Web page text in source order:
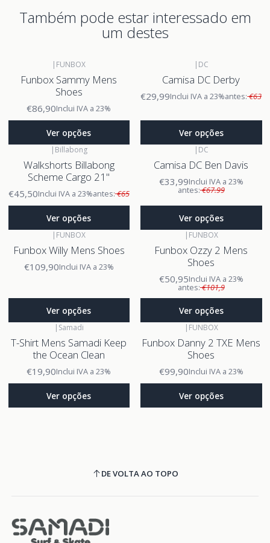
Também pode estar interessado em
um destes
| FUNBOX
Funbox Sammy Mens
Shoes
€86,90Inclui IVA a 23%
Ver opções
| DC
Camisa DC Derby
€29,99Inclui IVA a 23%antes:€63
Ver opções
| Billabong
Walkshorts Billabong
Scheme Cargo 21"
€45,50Inclui IVA a 23%antes:€65
Ver opções
| DC
Camisa DC Ben Davis
€33,99Inclui IVA a 23%
antes:€67.99
Ver opções
| FUNBOX
Funbox Willy Mens Shoes
€109,90Inclui IVA a 23%
Ver opções
| FUNBOX
Funbox Ozzy 2 Mens
Shoes
€50,95Inclui IVA a 23%
antes:€101,9
Ver opções
| Samadi
T-Shirt Mens Samadi Keep
the Ocean Clean
€19,90Inclui IVA a 23%
Ver opções
| FUNBOX
Funbox Danny 2 TXE Mens
Shoes
€99,90Inclui IVA a 23%
Ver opções
DE VOLTA AO TOPO